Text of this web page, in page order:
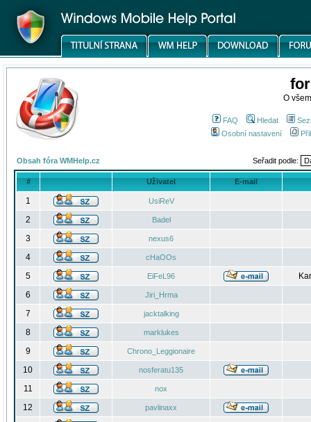
O
FAQ Hledat
Osobní nastavení
Obsah fóra WMHelp.cz Seřadit podle:
# Uživatel E-mail
1 UsiReV
2 Badel
3 nexus6
4 cHaOOs
5 EiFeL96
6
Jiri_Hrma
7 jacktalking
8 marklukes
9 Chrono_Leggionaire
10 nosferatu135
11 nox
12 pavlinaxx